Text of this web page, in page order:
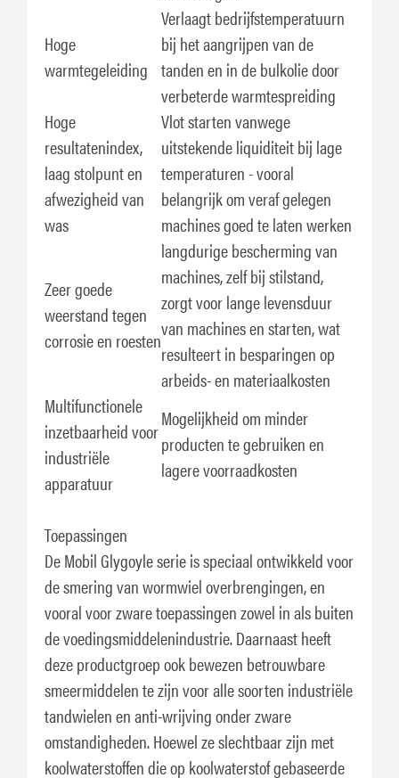
Hoge
warmtegeleiding
Verlaagt bedrijfstemperatuurn
bij het aangrijpen van de
tanden en in de bulkolie door
verbeterde warmtespreiding
Hoge
resultatenindex,
laag stolpunt en
afwezigheid van
was
Vlot starten vanwege
uitstekende liquiditeit bij lage
temperaturen - vooral
belangrijk om veraf gelegen
machines goed te laten werken
Zeer goede
weerstand tegen
corrosie en roesten
langdurige bescherming van
machines, zelf bij stilstand,
zorgt voor lange levensduur
van machines en starten, wat
resulteert in besparingen op
arbeids- en materiaalkosten
Multifunctionele
inzetbaarheid voor
industriële
apparatuur
Mogelijkheid om minder
producten te gebruiken en
lagere voorraadkosten
Toepassingen
De Mobil Glygoyle serie is speciaal ontwikkeld voor
de smering van wormwiel overbrengingen, en
vooral voor zware toepassingen zowel in als buiten
de voedingsmiddelenindustrie. Daarnaast heeft
deze productgroep ook bewezen betrouwbare
smeermiddelen te zijn voor alle soorten industriële
tandwielen en anti-wrijving onder zware
omstandigheden. Hoewel ze slechtbaar zijn met
koolwaterstoffen die op koolwaterstof gebaseerde